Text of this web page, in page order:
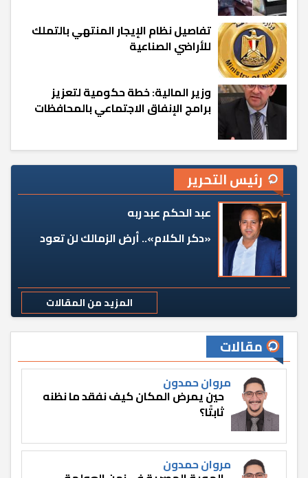
تفاصيل نظام الإيجار المنتهي بالتملك
للأراضي الصناعية
وزير المالية: خطة حكومية لتعزيز
برامج الإنفاق الاجتماعي بالمحافظات
رئيس التحرير
عبد الحكم عبد ربه
«دكر الكلام».. أرض الزمالك لن تعود
المزيد من المقالات
مقالات
مروان حمدون
حين يمرض المكان كيف نفقد ما نظنه
ثابتًا؟
مروان حمدون